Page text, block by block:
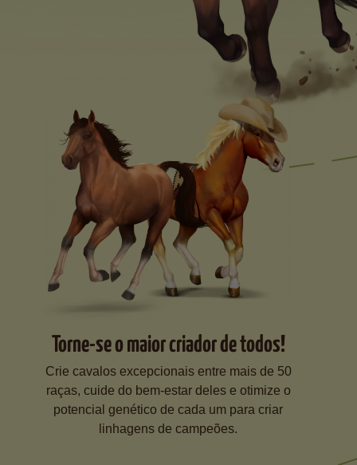
Torne-se o maior criador de todos!
Crie cavalos excepcionais entre mais de 50
raças, cuide do bem-estar deles e otimize o
potencial genético de cada um para criar
linhagens de campeões.